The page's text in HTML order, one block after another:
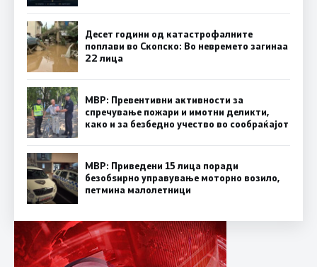
Десет години од катастрофалните
поплави во Скопско: Во невремето загинаа
22 лица
МВР: Превентивни активности за
спречување пожари и имотни деликти,
како и за безбедно учество во сообраќајот
МВР: Приведени 15 лица поради
безобѕирно управување моторно возило,
петмина малолетници